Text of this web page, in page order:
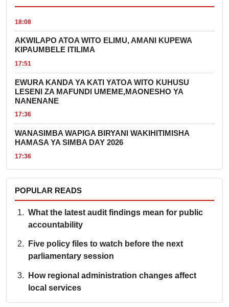
18:08
AKWILAPO ATOA WITO ELIMU, AMANI KUPEWA
KIPAUMBELE ITILIMA
17:51
EWURA KANDA YA KATI YATOA WITO KUHUSU
LESENI ZA MAFUNDI UMEME,MAONESHO YA
NANENANE
17:36
WANASIMBA WAPIGA BIRYANI WAKIHITIMISHA
HAMASA YA SIMBA DAY 2026
17:36
POPULAR READS
What the latest audit findings mean for public
accountability
Five policy files to watch before the next
parliamentary session
How regional administration changes affect
local services